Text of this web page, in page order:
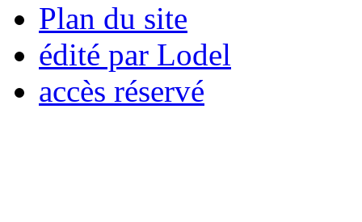
Plan du site
édité par Lodel
accès réservé